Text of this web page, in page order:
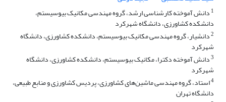
1 دانش آموخته کارشناسی ارشد، گروه مهندسی مکانیک بیوسیستم،
دانشکده کشاورزی، دانشگاه شهرکرد
2دانشیار، گروه مهندسی مکانیک بیوسیستم، دانشکده کشاورزی، دانشگاه
شهرکرد
3دانش آموخته دکترا، مکانیک بیوسیستم، دانشکده کشاورزی، دانشگاه
شهرکرد
4استاد، گروه مهندسی ماشین‌های کشاورزی، پردیس کشاورزی و منابع طبیعی،
دانشگاه تهران